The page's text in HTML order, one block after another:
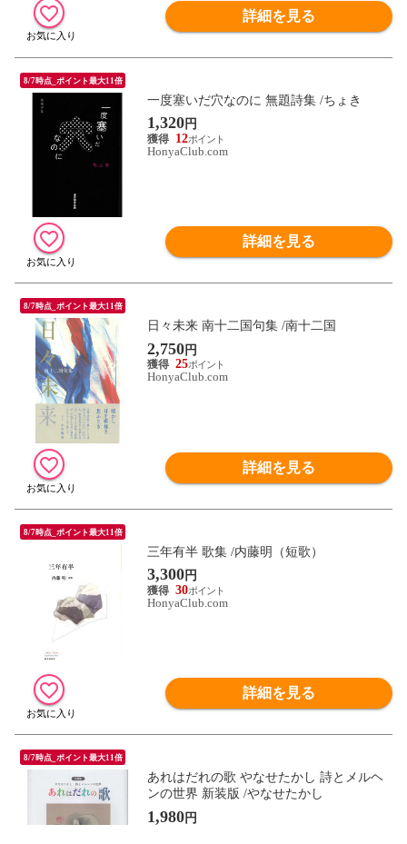
詳細を見る
8/7時点_ポイント最大11倍
一度塞いだ穴なのに 無題詩集 /ちょき
1,320円
12
HonyaClub.com
詳細を見る
8/7時点_ポイント最大11倍
日々未来 南十二国句集 /南十二国
2,750円
25
HonyaClub.com
詳細を見る
8/7時点_ポイント最大11倍
三年有半 歌集 /内藤明（短歌）
3,300円
30
HonyaClub.com
詳細を見る
8/7時点_ポイント最大11倍
あれはだれの歌 やなせたかし 詩とメルヘ
ンの世界 新装版 /やなせたかし
1,980円